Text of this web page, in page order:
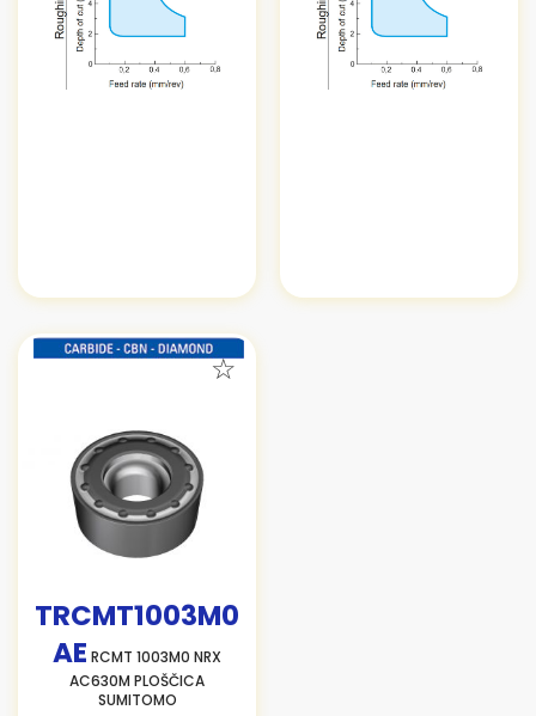
TRCMT1003M0
AE RCMT 1003M0 NRX
AC630M PLOŠČICA
SUMITOMO